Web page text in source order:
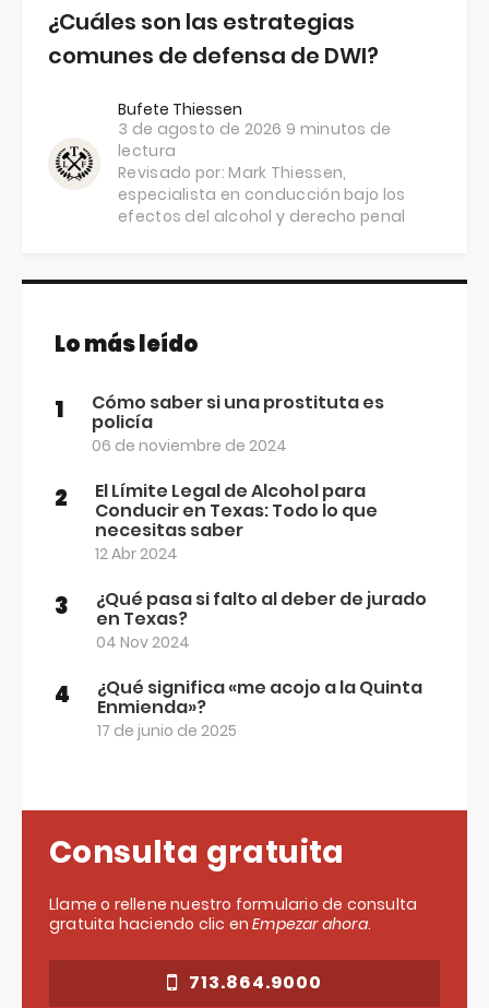
¿Cuáles son las estrategias
comunes de defensa de DWI?
Bufete Thiessen
3 de agosto de 2026 9 minutos de
lectura
Revisado por:Mark Thiessen,
especialista en conducción bajo los
efectos del alcohol y derecho penal
Lo más leído
1 Cómo saber si una prostituta es
policía
06 de noviembre de 2024
2 El Límite Legal de Alcohol para
Conducir en Texas: Todo lo que
necesitas saber
12 Abr 2024
3 ¿Qué pasa si falto al deber de jurado
en Texas?
04 Nov 2024
4 ¿Qué significa «me acojo a la Quinta
Enmienda»?
17 de junio de 2025
Consulta gratuita
Llame o rellene nuestro formulario de consulta
gratuita haciendo clic enEmpezar ahora.
713.864.9000